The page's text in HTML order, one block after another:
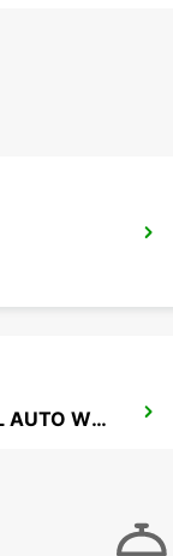
SOLOTHURN ZUCHWIL AUTO WEBER